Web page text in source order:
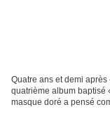
Quatre ans et demi
quatrième album baptisé
masque doré a pensé